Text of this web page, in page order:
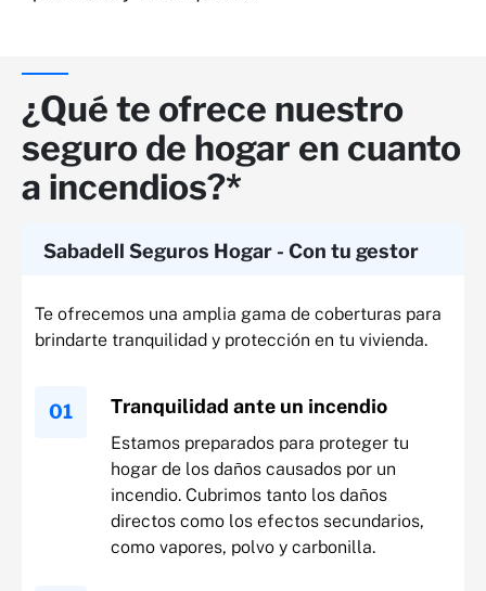
¿Qué te ofrece nuestro
seguro de hogar en cuanto
a incendios?*
Sabadell Seguros Hogar - Con tu gestor
Te ofrecemos una amplia gama de coberturas para
brindarte tranquilidad y protección en tu vivienda.
Tranquilidad ante un incendio
Estamos preparados para proteger tu
hogar de los daños causados por un
incendio. Cubrimos tanto los daños
directos como los efectos secundarios,
como vapores, polvo y carbonilla.